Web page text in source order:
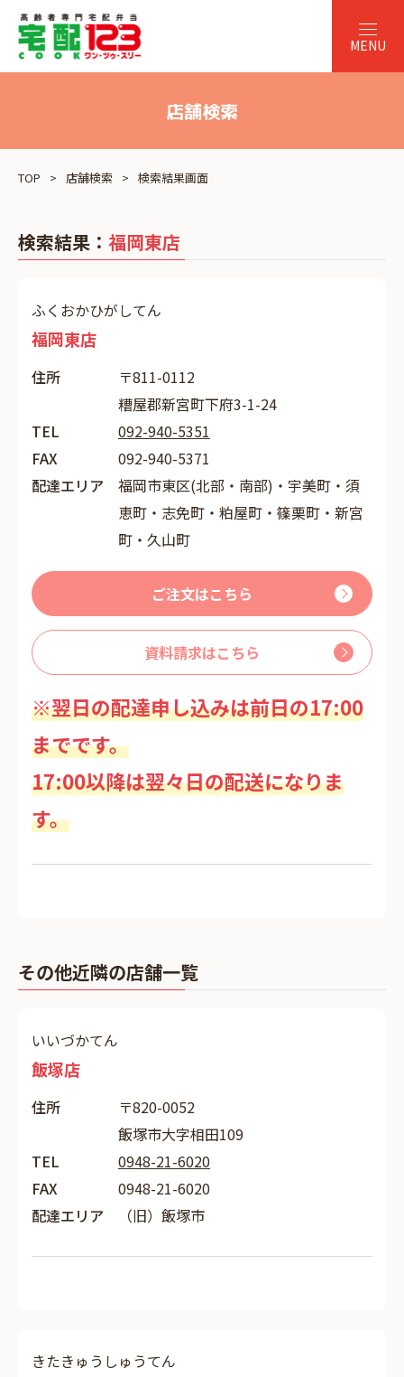
店舗検索
TOP 店舗検索 検索結果画面
検索結果： 福岡東店
ふくおかひがしてん
福岡東店
住所
〒811-0112
糟屋郡新宮町下府3-1-24
TEL
092-940-5351
FAX
092-940-5371
配達エリア
福岡市東区(北部・南部)・宇美町・須
恵町・志免町・粕屋町・篠栗町・新宮
町・久山町
ご注文はこちら
資料請求はこちら
※翌日の配達申し込みは前日の17:00
までです。
17:00以降は翌々日の配送になりま
す。
その他近隣の店舗一覧
いいづかてん
飯塚店
住所
〒820-0052
飯塚市大字相田109
TEL
0948-21-6020
FAX
0948-21-6020
配達エリア
（旧）飯塚市
きたきゅうしゅうてん